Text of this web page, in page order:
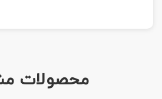
محصولات